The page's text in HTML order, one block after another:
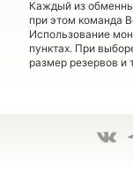
Каждый из
при этом команда
Использование
пунктах. При
размер резервов и